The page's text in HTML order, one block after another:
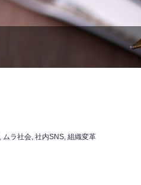
ムラ社会 社内SNS 組織変革